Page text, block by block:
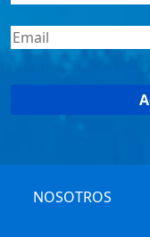
NOSOTROS